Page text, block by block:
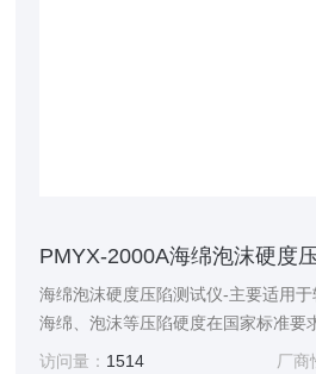
PMYX-2000A海绵泡沫硬度
海绵泡沫硬度压陷测试仪-主要适用于
海绵、泡沫等压陷硬度在国家标准要
它试验条件下对标准尺寸的海绵、泡
访问量： 1514 厂商